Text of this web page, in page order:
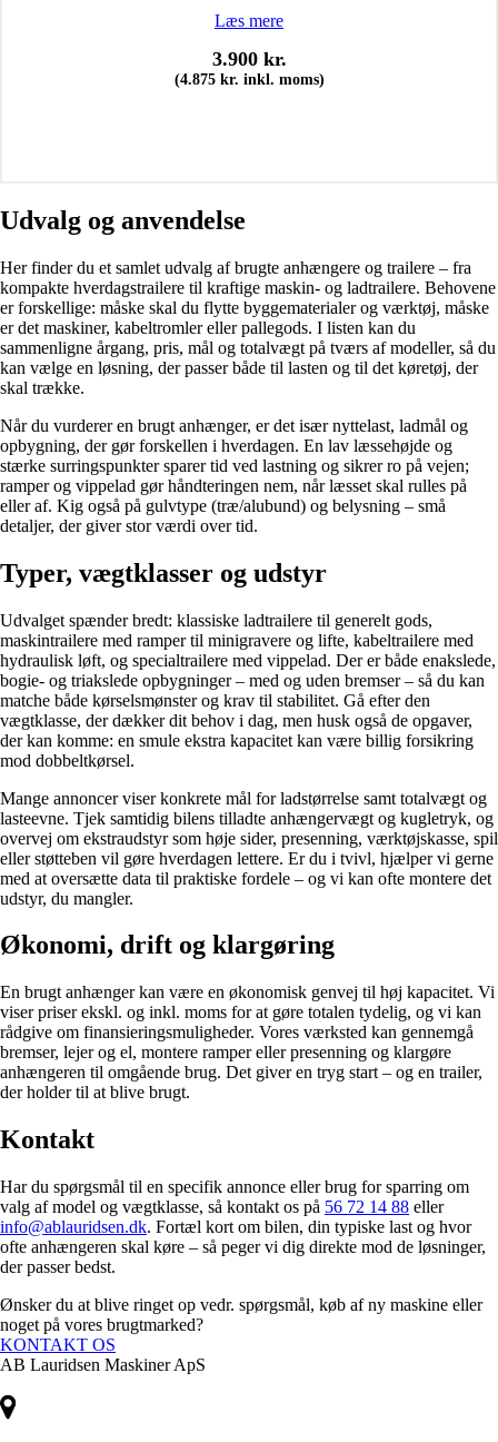
Læs mere
3.900 kr.
(4.875 kr. inkl. moms)
Udvalg og anvendelse
Her finder du et samlet udvalg af brugte anhængere og trailere – fra
kompakte hverdagstrailere til kraftige maskin- og ladtrailere. Behovene
er forskellige: måske skal du flytte byggematerialer og værktøj, måske
er det maskiner, kabeltromler eller pallegods. I listen kan du
sammenligne årgang, pris, mål og totalvægt på tværs af modeller, så du
kan vælge en løsning, der passer både til lasten og til det køretøj, der
skal trække.
Når du vurderer en brugt anhænger, er det især nyttelast, ladmål og
opbygning, der gør forskellen i hverdagen. En lav læssehøjde og
stærke surringspunkter sparer tid ved lastning og sikrer ro på vejen;
ramper og vippelad gør håndteringen nem, når læsset skal rulles på
eller af. Kig også på gulvtype (træ/alubund) og belysning – små
detaljer, der giver stor værdi over tid.
Typer, vægtklasser og udstyr
Udvalget spænder bredt: klassiske ladtrailere til generelt gods,
maskintrailere med ramper til minigravere og lifte, kabeltrailere med
hydraulisk løft, og specialtrailere med vippelad. Der er både enakslede,
bogie- og triakslede opbygninger – med og uden bremser – så du kan
matche både kørselsmønster og krav til stabilitet. Gå efter den
vægtklasse, der dækker dit behov i dag, men husk også de opgaver,
der kan komme: en smule ekstra kapacitet kan være billig forsikring
mod dobbeltkørsel.
Mange annoncer viser konkrete mål for ladstørrelse samt totalvægt og
lasteevne. Tjek samtidig bilens tilladte anhængervægt og kugletryk, og
overvej om ekstraudstyr som høje sider, presenning, værktøjskasse, spil
eller støtteben vil gøre hverdagen lettere. Er du i tvivl, hjælper vi gerne
med at oversætte data til praktiske fordele – og vi kan ofte montere det
udstyr, du mangler.
Økonomi, drift og klargøring
En brugt anhænger kan være en økonomisk genvej til høj kapacitet. Vi
viser priser ekskl. og inkl. moms for at gøre totalen tydelig, og vi kan
rådgive om finansieringsmuligheder. Vores værksted kan gennemgå
bremser, lejer og el, montere ramper eller presenning og klargøre
anhængeren til omgående brug. Det giver en tryg start – og en trailer,
der holder til at blive brugt.
Kontakt
Har du spørgsmål til en specifik annonce eller brug for sparring om
valg af model og vægtklasse, så kontakt os på 56 72 14 88 eller
info@ablauridsen.dk. Fortæl kort om bilen, din typiske last og hvor
ofte anhængeren skal køre – så peger vi dig direkte mod de løsninger,
der passer bedst.
Ønsker du at blive ringet op vedr. spørgsmål, køb af ny maskine eller
noget på vores brugtmarked?
KONTAKT OS
AB Lauridsen Maskiner ApS